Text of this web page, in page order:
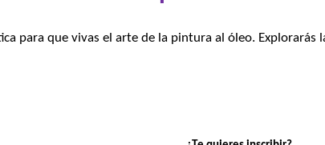
para que vivas el arte de la pintura al óleo.